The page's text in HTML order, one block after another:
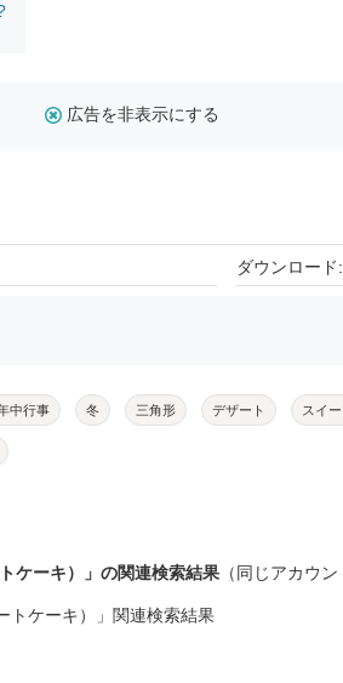
広告を非表示にする
ダウンロード
中行事 冬 三角形 デザート スイ
ケーキ）」の関連検索結果 （同じアカウ
トケーキ）」関連検索結果